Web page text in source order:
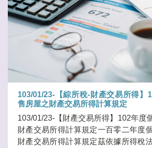
103/01/23-【綜所稅-財產交易所得】
售房屋之財產交易所得計算規定
103/01/23-【財產交易所得】102年度
財產交易所得計算規定一百零二年度
財產交易所得計算規定茲依據所得稅